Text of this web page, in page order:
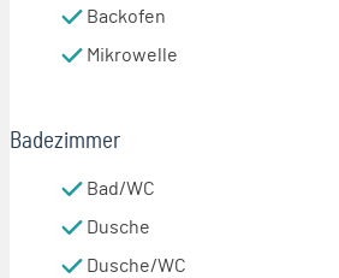
Backofen
Mikrowelle
Badezimmer
Bad/WC
Dusche
Dusche/WC